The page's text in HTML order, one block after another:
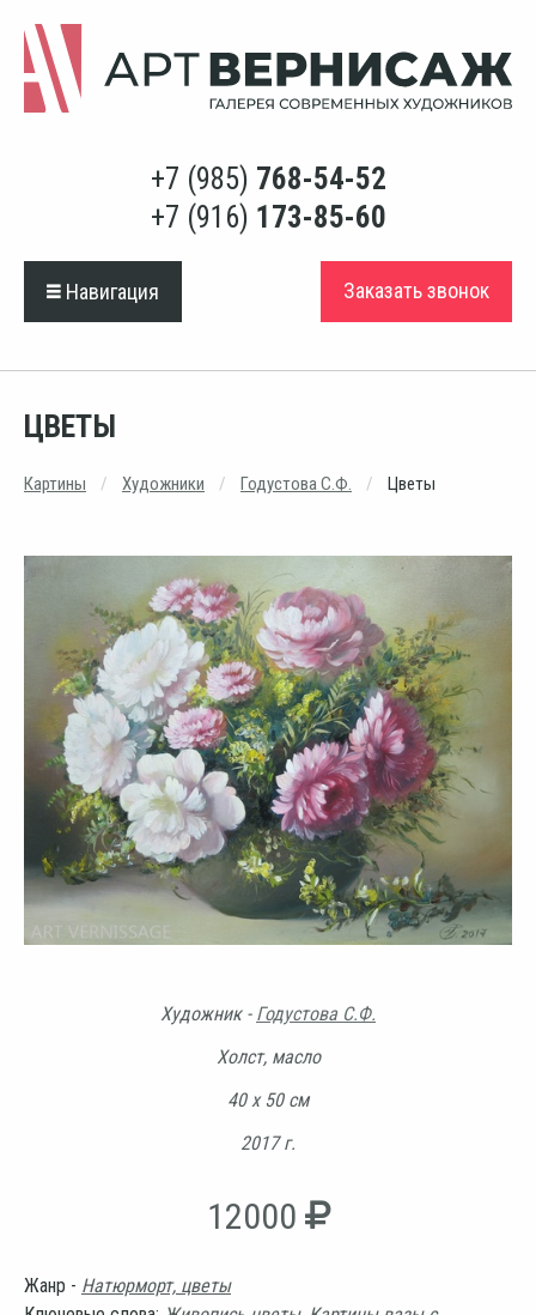
+7 (985) 768-54-52
+7 (916) 173-85-60
Навигация Заказать звонок
ЦВЕТЫ
Картины Художники Годустова С.Ф. Цветы
Художник - Годустова С.Ф.
Холст, масло
40 х 50 см
2017 г.
12000
Жанр - Натюрморт, цветы